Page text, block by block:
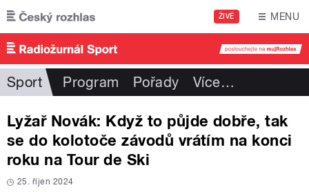
Přejít k hlavnímu obsahu
ŽIVĚ MENU
Sport Program Pořady Více…
Lyžař Novák: Když to půjde dobře, tak
se do kolotoče závodů vrátím na konci
roku na Tour de Ski
25. říjen 2024